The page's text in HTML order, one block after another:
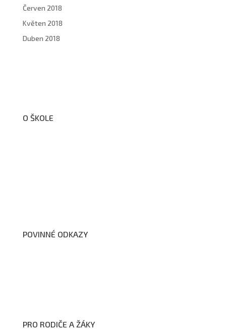
Červen 2018
Květen 2018
Duben 2018
O ŠKOLE
POVINNÉ ODKAZY
PRO RODIČE A ŽÁKY